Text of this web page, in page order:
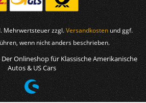
Mehrwertsteuer zzgl.Versandkosten und ggf.
wenn nicht anders beschrieben.
Onlineshop für Klassische Amerikanische
Autos & US Cars